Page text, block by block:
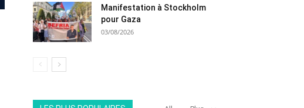
Manifestation à Stockholm
pour Gaza
03/08/2026